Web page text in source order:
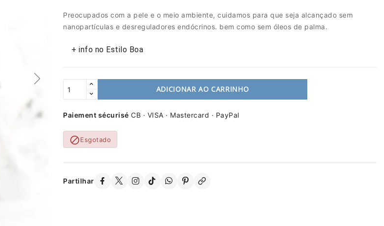
Preocupados com a pele e o meio ambiente, cuidamos para que seja alcançado sem
nanopartículas e desreguladores endócrinos. bem como sem óleos de palma.
+ info no Estilo Boa
ADICIONAR AO CARRINHO
Paiement sécurisé CB · VISA · Mastercard · PayPal
Esgotado
Partilhar